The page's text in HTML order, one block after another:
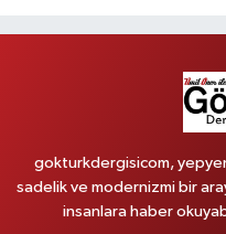
gokturkdergisicom,
sadelik ve modernizmi bir
insanlara haber